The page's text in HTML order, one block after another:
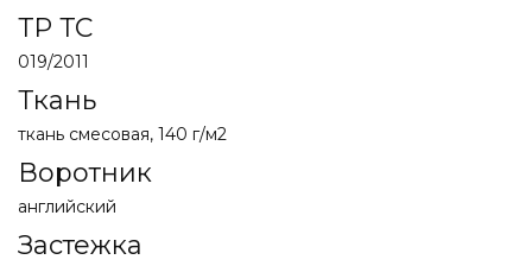
ТР ТС
019/2011
Ткань
ткань смесовая, 140 г/м2
Воротник
английский
Застежка